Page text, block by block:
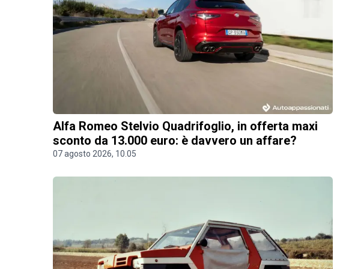
Alfa Romeo Stelvio Quadrifoglio, in offerta maxi
sconto da 13.000 euro: è davvero un affare?
07 agosto 2026, 10.05